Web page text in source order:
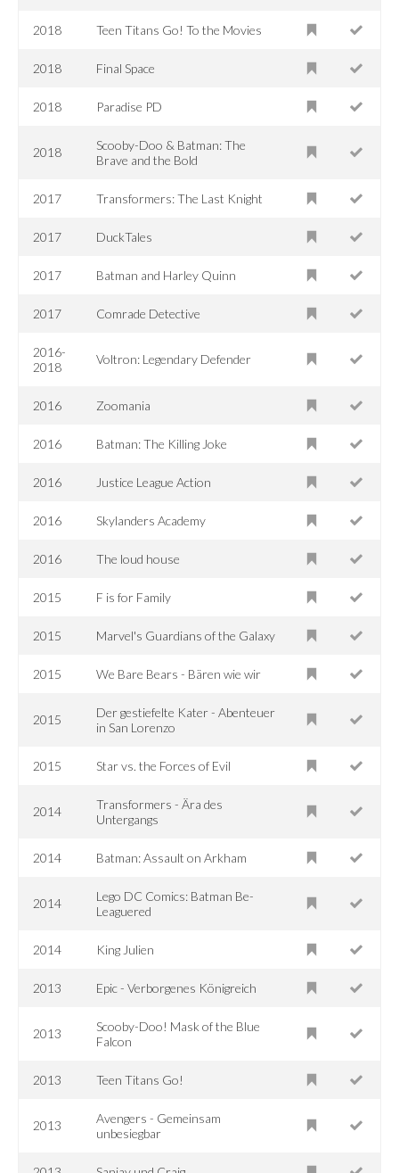
2018 Teen Titans Go! To the Movies
2018 Final Space
2018 Paradise PD
2018
Scooby-Doo & Batman: The
Brave and the Bold
2017 Transformers: The Last Knight
2017 DuckTales
2017 Batman and Harley Quinn
2017 Comrade Detective
2016-
2018
Voltron: Legendary Defender
2016 Zoomania
2016 Batman: The Killing Joke
2016 Justice League Action
2016 Skylanders Academy
2016 The loud house
2015 F is for Family
2015 Marvel's Guardians of the Galaxy
2015 We Bare Bears - Bären wie wir
2015
Der gestiefelte Kater - Abenteuer
in San Lorenzo
2015 Star vs. the Forces of Evil
2014
Transformers - Ära des
Untergangs
2014 Batman: Assault on Arkham
2014
Lego DC Comics: Batman Be-
Leaguered
2014 King Julien
2013 Epic - Verborgenes Königreich
2013
Scooby-Doo! Mask of the Blue
Falcon
2013 Teen Titans Go!
2013
Avengers - Gemeinsam
unbesiegbar